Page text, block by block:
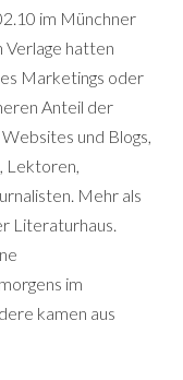
im Münchner
Verlage hatten
Marketings oder
Anteil der
und Blogs,
Lektoren,
Mehr als
Literaturhaus.
im
kamen aus